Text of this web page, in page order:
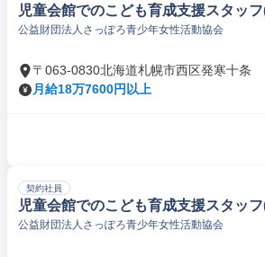
児童会館でのこども育成支援スタッ
公益財団法人さっぽろ青少年女性活動協会
〒063-0830北海道札幌市西区発寒十条
月給18万7600円以上
契約社員
児童会館でのこども育成支援スタッ
公益財団法人さっぽろ青少年女性活動協会